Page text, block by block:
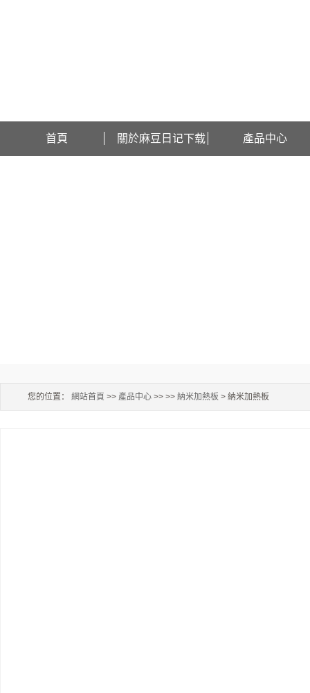
首頁 關於麻豆日记下载 產品中心
您的位置： 網站首頁 >> 產品中心 >> >> 納米加熱板 > 納米加熱板